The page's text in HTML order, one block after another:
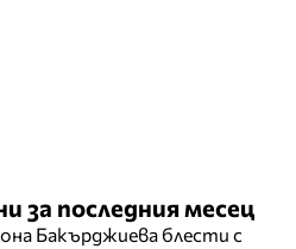
за последния месец
Бакърджиева блести с